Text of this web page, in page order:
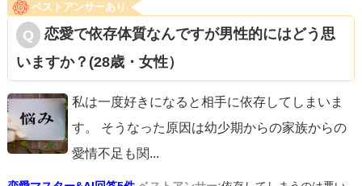
ベストアンサーあり
恋愛で依存体質なんですが男性的にはどう思
いますか？(28歳・女性）
私は一度好きになると相手に依存してしまいま
す。 そうなった原因は幼少期からの家族からの
愛情不足も関...